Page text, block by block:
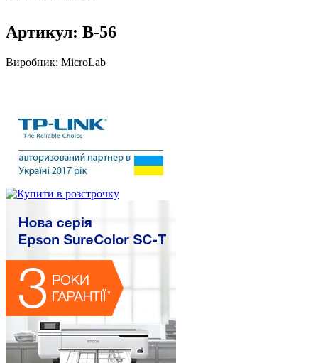
Артикул: B-56
Виробник: MicroLab